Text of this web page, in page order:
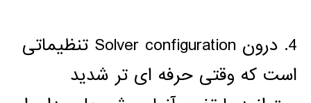
4. درون Solver configuration تنظیماتی
است که وقتی حرفه ای تر شدید